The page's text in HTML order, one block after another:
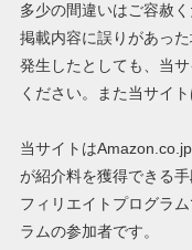
多少の間違いはご容赦く
掲載内容に誤りがあっ
発生したとしても、当
ください。また当サイト
当サイトは
が紹介料を獲得できる
フィリエイトプログラ
ラムの参加者です。